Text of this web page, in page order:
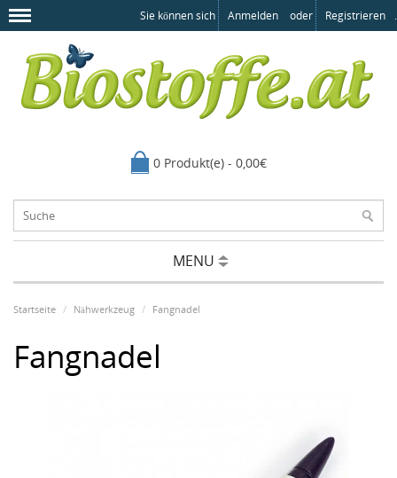
Sie können sich Anmelden oder Registrieren .
0 Produkt(e) - 0,00€
MENU
Startseite Nähwerkzeug Fangnadel
Fangnadel